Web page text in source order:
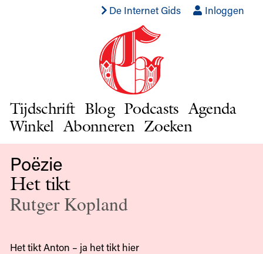
De Internet Gids Inloggen
Tijdschrift Blog Podcasts Agenda
Winkel Abonneren Zoeken
Poëzie
Het tikt
Rutger Kopland
Het tikt Anton – ja het tikt hier